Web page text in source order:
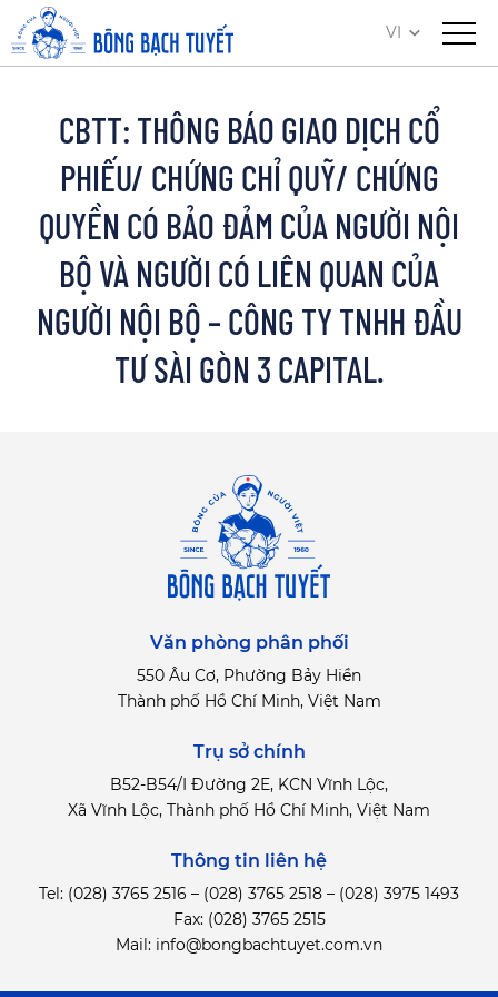
VI
CBTT: THÔNG BÁO GIAO DỊCH CỔ
PHIẾU/ CHỨNG CHỈ QUỸ/ CHỨNG
QUYỀN CÓ BẢO ĐẢM CỦA NGƯỜI NỘI
BỘ VÀ NGƯỜI CÓ LIÊN QUAN CỦA
NGƯỜI NỘI BỘ – CÔNG TY TNHH ĐẦU
TƯ SÀI GÒN 3 CAPITAL.
Văn phòng phân phối
550 Âu Cơ, Phường Bảy Hiền
Thành phố Hồ Chí Minh, Việt Nam
Trụ sở chính
B52-B54/I Đường 2E, KCN Vĩnh Lộc,
Xã Vĩnh Lộc, Thành phố Hồ Chí Minh, Việt Nam
Thông tin liên hệ
Tel: (028) 3765 2516 – (028) 3765 2518 – (028) 3975 1493
Fax: (028) 3765 2515
Mail: info@bongbachtuyet.com.vn